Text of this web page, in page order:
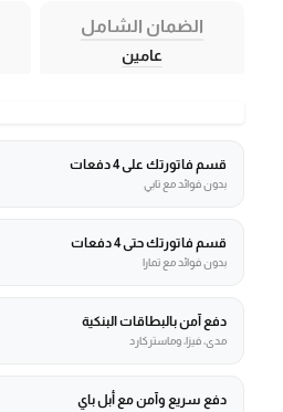
الضمان الشامل
عامين
قسم فاتورتك على 4 دفعات
بدون فوائد مع تابي
قسم فاتورتك حتى 4 دفعات
بدون فوائد مع تمارا
دفع آمن بالبطاقات البنكية
مدى، فيزا، وماستركارد
دفع سريع وآمن مع أبل باي